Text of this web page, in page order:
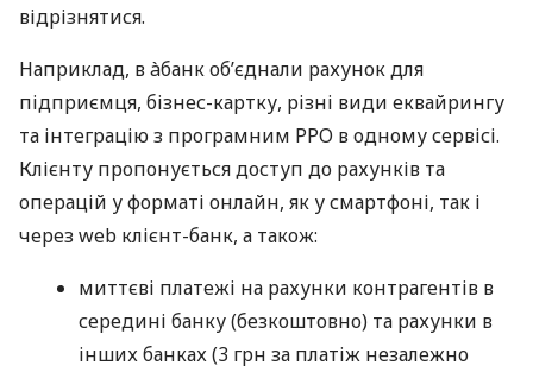
відрізнятися.
Наприклад, в àбанк об’єднали рахунок для
підприємця, бізнес-картку, різні види еквайрингу
та інтеграцію з програмним РРО в одному сервісі.
Клієнту пропонується доступ до рахунків та
операцій у форматі онлайн, як у смартфоні, так і
через web клієнт-банк, а також:
миттєві платежі на рахунки контрагентів в
середині банку (безкоштовно) та рахунки в
інших банках (3 грн за платіж незалежно